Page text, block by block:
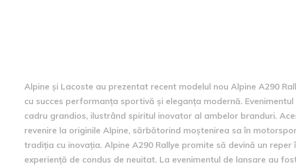
Alpine și Lacoste au prezentat recent modelul nou Alpine A290
cu succes performanța sportivă și eleganța modernă.
cadru grandios, ilustrând spiritul inovator al ambelor branduri.
revenire la originile Alpine, sărbătorind moștenirea sa în
tradiția cu inovația. Alpine A290 Rallye promite să devină un reper
experiență de condus de neuitat. La evenimentul de lansare au